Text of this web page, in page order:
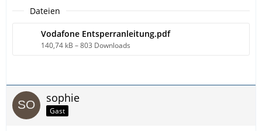
Dateien
Vodafone Entsperranleitung.pdf
140,74 kB – 803 Downloads
sophie
Gast